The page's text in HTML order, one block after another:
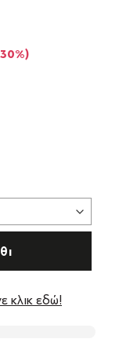
κλικ εδώ!